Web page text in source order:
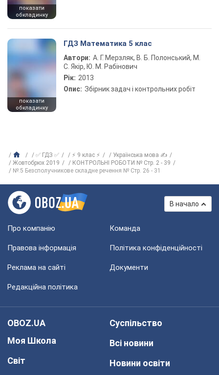
показати
обкладинку
показати
обкладинку
ГДЗ Математика 5 клас
Автори: А. Г. Мерзляк, В. Б. Полонський, М.
С. Якір, Ю. М. Рабінович
Рік: 2013
Опис: Збірник задач і контрольних робіт
✅ ГДЗ ✅ ⚡ 9 клас ⚡
Українська мова ✍
Жовтобрюх 2019
КОНТРОЛЬНІ РОБОТИ № Стр. 2 - 39
№.5 Безсполучникове складне речення № Стр. 26 - 31
В начало
Про компанію Команда
Правова інформація Політика конфіденційності
Реклама на сайті Документи
Редакційна політика
OBOZ.UA
Моя Школа
Світ
Суспільство
Всі новини
Новини освіти